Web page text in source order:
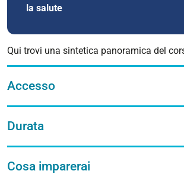
la salute
Qui trovi una sintetica panoramica del
Accesso
Durata
Cosa imparerai